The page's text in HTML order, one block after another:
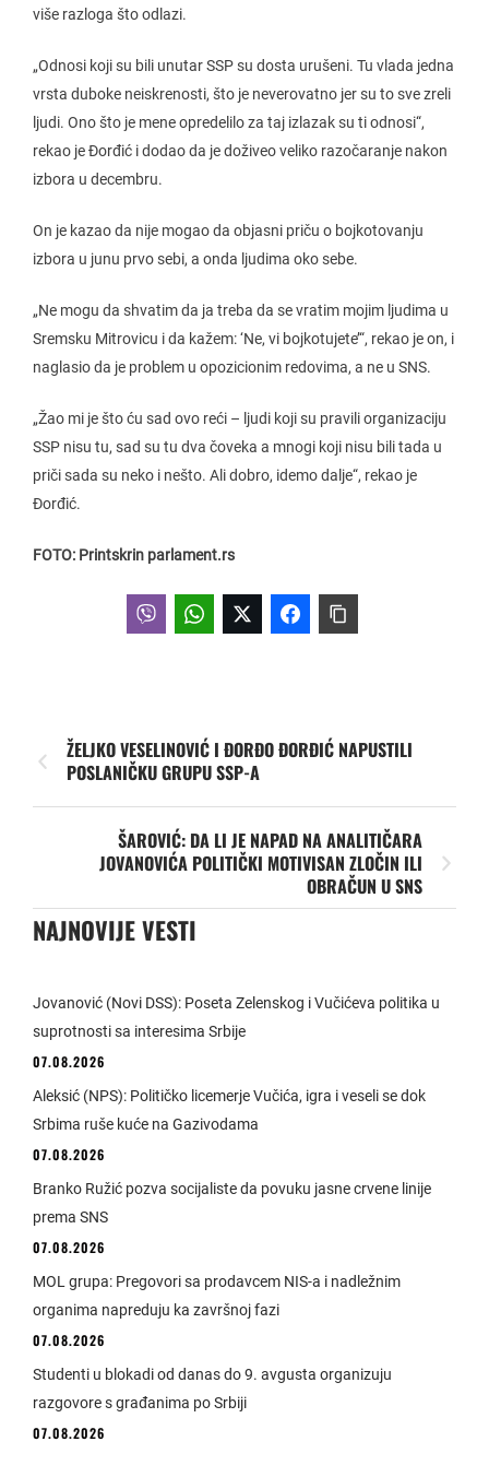
više razloga što odlazi.
„Odnosi koji su bili unutar SSP su dosta urušeni. Tu vlada jedna
vrsta duboke neiskrenosti, što je neverovatno jer su to sve zreli
ljudi. Ono što je mene opredelilo za taj izlazak su ti odnosi“,
rekao je Đorđić i dodao da je doživeo veliko razočaranje nakon
izbora u decembru.
On je kazao da nije mogao da objasni priču o bojkotovanju
izbora u junu prvo sebi, a onda ljudima oko sebe.
„Ne mogu da shvatim da ja treba da se vratim mojim ljudima u
Sremsku Mitrovicu i da kažem: ‘Ne, vi bojkotujete’“, rekao je on, i
naglasio da je problem u opozicionim redovima, a ne u SNS.
„Žao mi je što ću sad ovo reći – ljudi koji su pravili organizaciju
SSP nisu tu, sad su tu dva čoveka a mnogi koji nisu bili tada u
priči sada su neko i nešto. Ali dobro, idemo dalje“, rekao je
Đorđić.
FOTO: Printskrin parlament.rs
ŽELJKO VESELINOVIĆ I ĐORĐO ĐORĐIĆ NAPUSTILI
POSLANIČKU GRUPU SSP-A
ŠAROVIĆ: DA LI JE NAPAD NA ANALITIČARA
JOVANOVIĆA POLITIČKI MOTIVISAN ZLOČIN ILI
OBRAČUN U SNS
NAJNOVIJE VESTI
Jovanović (Novi DSS): Poseta Zelenskog i Vučićeva politika u
suprotnosti sa interesima Srbije
07.08.2026
Aleksić (NPS): Političko licemerje Vučića, igra i veseli se dok
Srbima ruše kuće na Gazivodama
07.08.2026
Branko Ružić pozva socijaliste da povuku jasne crvene linije
prema SNS
07.08.2026
MOL grupa: Pregovori sa prodavcem NIS-a i nadležnim
organima napreduju ka završnoj fazi
07.08.2026
Studenti u blokadi od danas do 9. avgusta organizuju
razgovore s građanima po Srbiji
07.08.2026